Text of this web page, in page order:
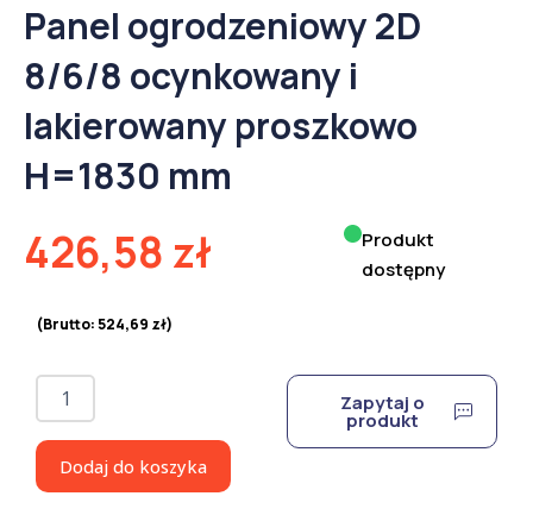
Panel ogrodzeniowy 2D
8/6/8 ocynkowany i
lakierowany proszkowo
H=1830 mm
426,58 zł
(Brutto:524,69 zł)
Produkt
dostępny
ilość
Panel
2D
8/6/8
Dodaj do koszyka
Zapytaj o
produkt